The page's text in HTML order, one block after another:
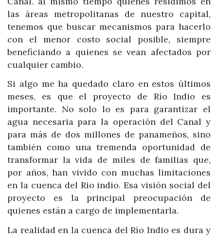
las áreas metropolitanas de nuestro capital,
tenemos que buscar mecanismos para hacerlo
con el menor costo social posible, siempre
beneficiando a quienes se vean afectados por
cualquier cambio.
Si algo me ha quedado claro en estos últimos
meses, es que el proyecto de Río Indio es
importante. No solo lo es para garantizar el
agua necesaria para la operación del Canal y
para más de dos millones de panameños, sino
también como una tremenda oportunidad de
transformar la vida de miles de familias que,
por años, han vivido con muchas limitaciones
en la cuenca del Rio indio. Esa visión social del
proyecto es la principal preocupación de
quienes están a cargo de implementarla.
La realidad en la cuenca del Río Indio es dura y